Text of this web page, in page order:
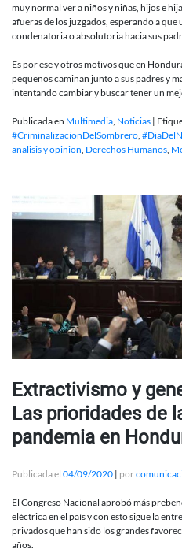
muy normal ver a niños y niñas, hijos e
afueras de los juzgados, esperando a
condenatoria o absolutoria hacia sus
Es por ese y otros motivos que en
pequeños caminan junto a sus padres y
intentando cambiar y buscar tener un
Publicada en Multimedia Noticias |
#CriminalizacionDelSombrero
analisis y opinion Derechos Humanos
Extractivismo y
Las prioridades de
pandemia en
Publicada el 04/09/2020 | por
El Congreso Nacional aprobó más
eléctrica en el país y con esto sigue la
privados que han sido los grandes
años.